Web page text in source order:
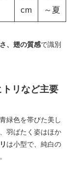
cm
～夏
、翅の質感で識別
リなど主要
緑色を帯びた美し
羽ばたく姿はほか
は小型で、純白の